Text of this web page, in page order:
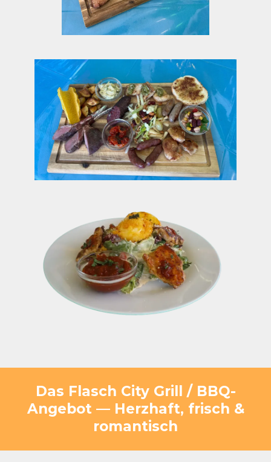
Das Flasch City Grill / BBQ-
Angebot — Herzhaft, frisch &
romantisch